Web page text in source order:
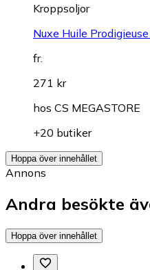
Kroppsoljor
Nuxe Huile
fr.
271 kr
hos CS MEGASTORE
+20 butiker
Hoppa över innehållet
Annons
Andra besökte
Hoppa över innehållet